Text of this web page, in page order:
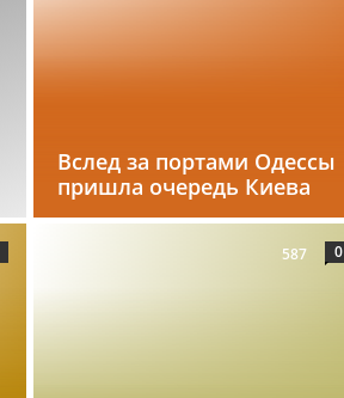
Вслед за портами Одессы
пришла очередь Киева
587 0